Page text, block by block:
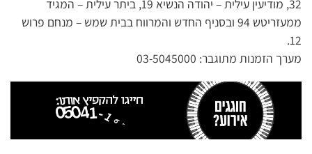
32, מודיעין עילית – יהודה הנשיא 19, ביתר עילית – המגיד
ממעזריטש 94 ובסניף החדש והמרווח בבית שמש – מנחם פרוש
12.
מערך הזמנות מתוגבר: 03-5045000